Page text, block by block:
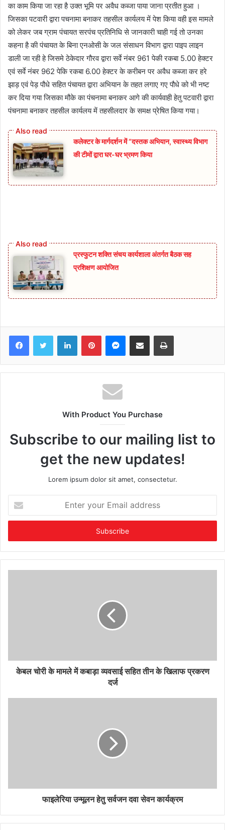
का काम किया जा रहा है उक्त भूमि पर अवैध कब्जा पाया जाना प्रतीत हुआ ।
जिसका पटवारी द्वारा पचनामा बनाकर तहसील कार्यलय में पेश किया वही इस मामले
को लेकर जब ग्राम पंचायत सरपंच प्रतिनिधि से जानकारी चाही गई तो उनका
कहना है की पंचायत के बिना एनओसी के जल संसाधन विभाग द्वारा पाइप लाइन
डाली जा रही हे जिसमे ठेकेदार गौरव द्वारा सर्वे नंबर 961 पेकी रकबा 5.00 हेक्टर
एवं सर्वे नंबर 962 पेकि रकबा 6.00 हेक्टर के करीबन पर अवैध कब्जा कर हरे
झाड़ एवं पेड़ पौधे सहित पंचायत द्वारा अभियान के तहत लगाए गए पौधे को भी नष्ट
कर दिया गया जिसका मौके का पंचनामा बनाकर आगे की कार्यवाही हेतु पटवारी द्वारा
पंचनामा बनाकर तहसील कार्यलय में तहसीलदार के समक्ष प्रेषित किया गया।
कलेक्टर के मार्गदर्शन में “दस्तक अभियान,‌ स्वास्थ्य विभाग
की टीमों द्वारा घर-घर भ्रमण किया
प्रस्फुटन शक्ति संचय कार्यशाला अंतर्गत बैठक सह
प्रशिक्षण आयोजित
FacebookTwitter LinkedInPinterestMessenger
Share via Email Print
With Product You Purchase
Subscribe to our mailing list to
get the new updates!
Lorem ipsum dolor sit amet, consectetur.
your
Email
केबल चोरी के मामले में कबाड़ा व्यवसाई सहित तीन के खिलाफ प्रकरण
दर्ज
फाइलेरिया उन्मूलन हेतु सर्वजन दवा सेवन कार्यक्रम